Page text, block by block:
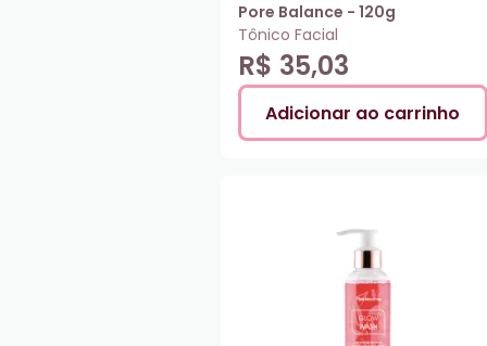
Pore Balance - 120g
Tônico Facial
R$ 35,03
Adicionar ao carrinho